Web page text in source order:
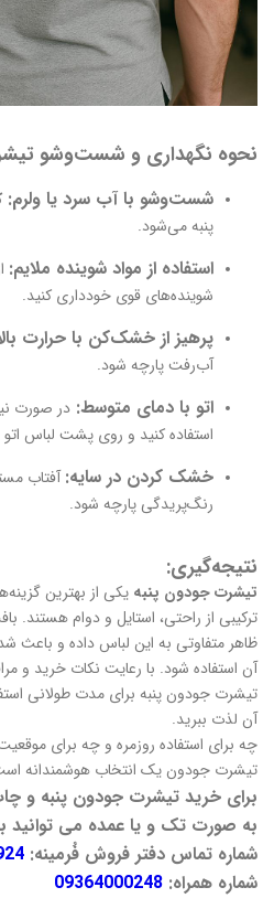
نحوه نگهداری و شست‌وشو
شست‌وشو با آب سرد یا ولرم:
پنبه می‌شود.
استفاده از مواد شوینده ملایم:
شوینده‌های قوی خودداری کنید.
پرهیز از خشک‌کن با حرارت
آب‌رفت پارچه شود.
اتو با دمای متوسط: در صورت
استفاده کنید و روی پشت لباس
خشک کردن در سایه:آفتاب
رنگ‌پریدگی پارچه شود.
نتیجه‌گیری:
تیشرت جودون پنبه‌ یکی از بهترین
ترکیبی از راحتی، استایل و دوام هستند.
ظاهر متفاوتی به این لباس داده و باعث
آن استفاده شود. با رعایت نکات خرید و
تیشرت جودون پنبه‌ برای مدت طولانی
آن لذت ببرید.
چه برای استفاده روزمره و چه برای
تیشرت جودون یک انتخاب هوشمندانه
برای خرید تیشرت جودون پنبه و
به صورت تک و یا عمده می توانید با
شماره تماس دفتر فروش فُرمینه:
شماره همراه: 09364000248